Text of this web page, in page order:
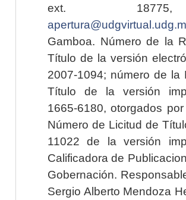
ext.
Gamboa. Número de la
Título de la versión
2007-1094; número de
Título de la versión
1665-6180, otorgados
Número de Licitud de
11022 de la versión
Calificadora de
Gobernación.
Sergio Alberto Mendoza